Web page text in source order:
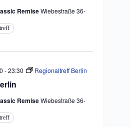
RemiseWiebestraße 36-
-23:30 Regionaltreff Berlin
RemiseWiebestraße 36-